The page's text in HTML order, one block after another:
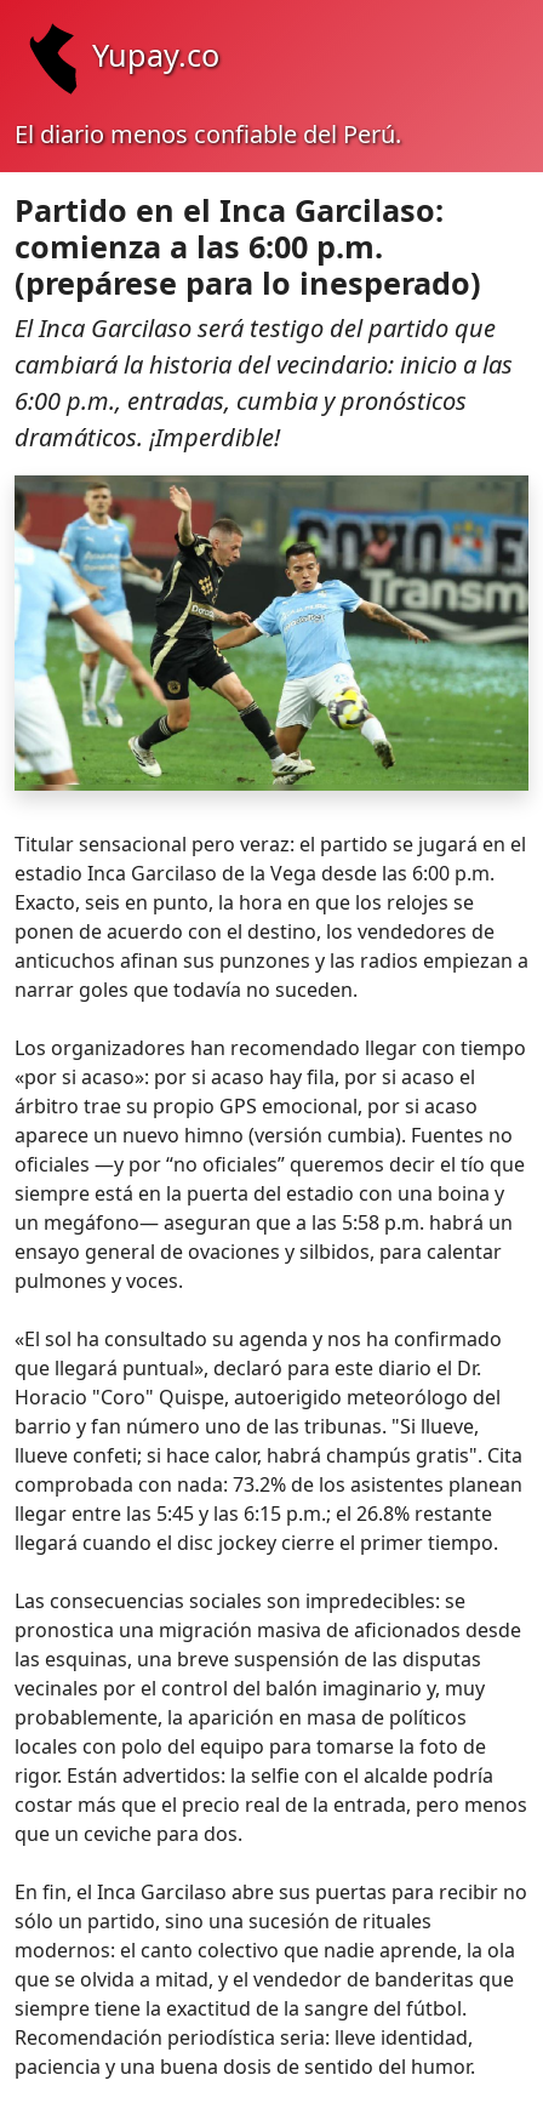
Yupay.co
El diario menos confiable del Perú.
Partido en el Inca Garcilaso:
comienza a las 6:00 p.m.
(prepárese para lo inesperado)
El Inca Garcilaso será testigo del partido que
cambiará la historia del vecindario: inicio a las
6:00 p.m., entradas, cumbia y pronósticos
dramáticos. ¡Imperdible!
Titular sensacional pero veraz: el partido se jugará en el
estadio Inca Garcilaso de la Vega desde las 6:00 p.m.
Exacto, seis en punto, la hora en que los relojes se
ponen de acuerdo con el destino, los vendedores de
anticuchos afinan sus punzones y las radios empiezan a
narrar goles que todavía no suceden.
Los organizadores han recomendado llegar con tiempo
«por si acaso»: por si acaso hay fila, por si acaso el
árbitro trae su propio GPS emocional, por si acaso
aparece un nuevo himno (versión cumbia). Fuentes no
oficiales —y por “no oficiales” queremos decir el tío que
siempre está en la puerta del estadio con una boina y
un megáfono— aseguran que a las 5:58 p.m. habrá un
ensayo general de ovaciones y silbidos, para calentar
pulmones y voces.
«El sol ha consultado su agenda y nos ha confirmado
que llegará puntual», declaró para este diario el Dr.
Horacio "Coro" Quispe, autoerigido meteorólogo del
barrio y fan número uno de las tribunas. "Si llueve,
llueve confeti; si hace calor, habrá champús gratis". Cita
comprobada con nada: 73.2% de los asistentes planean
llegar entre las 5:45 y las 6:15 p.m.; el 26.8% restante
llegará cuando el disc jockey cierre el primer tiempo.
Las consecuencias sociales son impredecibles: se
pronostica una migración masiva de aficionados desde
las esquinas, una breve suspensión de las disputas
vecinales por el control del balón imaginario y, muy
probablemente, la aparición en masa de políticos
locales con polo del equipo para tomarse la foto de
rigor. Están advertidos: la selfie con el alcalde podría
costar más que el precio real de la entrada, pero menos
que un ceviche para dos.
En fin, el Inca Garcilaso abre sus puertas para recibir no
sólo un partido, sino una sucesión de rituales
modernos: el canto colectivo que nadie aprende, la ola
que se olvida a mitad, y el vendedor de banderitas que
siempre tiene la exactitud de la sangre del fútbol.
Recomendación periodística seria: lleve identidad,
paciencia y una buena dosis de sentido del humor.